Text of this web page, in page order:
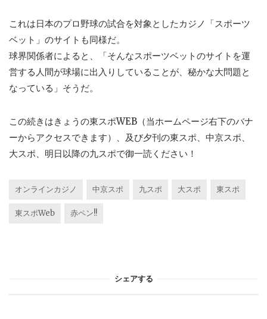
これは日本のプロ野球の試合を対象としたカジノ「スポーツ
ベット」のサイトも同様だ。
球界関係者によると、「そんなスポーツベットのサイトを運
営する人間が球場に出入りしていることが、秘かな大問題と
なっている」そうだ。
この続きはきょうの東スポWEB（当ホームページ右下のバナ
ーからアクセスできます）、及び夕刊の東スポ、中京スポ、
大スポ、明日以降の九スポで御一読ください！
オンラインカジノ 中京スポ 九スポ 大スポ 東スポ
東スポWeb 赤ペン!!
シェアする